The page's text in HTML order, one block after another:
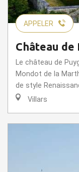
APPELER
Château de
Le château de
Mondot de la
de style
Villars